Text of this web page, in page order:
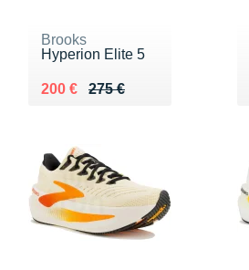
Brooks
Hyperion Elite 5
275 €
Au lieu de 275 €
200 €
Vendu 200 €